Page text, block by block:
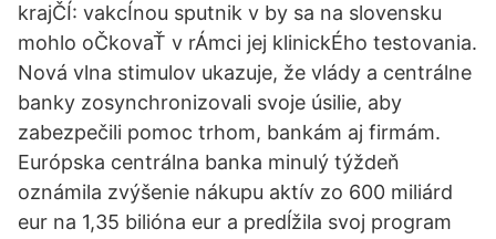
krajČÍ: vakcÍnou sputnik v by sa na slovensku
mohlo oČkovaŤ v rÁmci jej klinickÉho testovania.
Nová vlna stimulov ukazuje, že vlády a centrálne
banky zosynchronizovali svoje úsilie, aby
zabezpečili pomoc trhom, bankám aj firmám.
Európska centrálna banka minulý týždeň
oznámila zvýšenie nákupu aktív zo 600 miliárd
eur na 1,35 bilióna eur a predĺžila svoj program